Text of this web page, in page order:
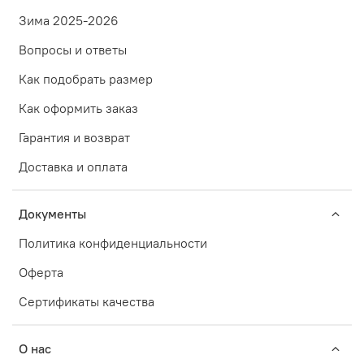
Зима 2025-2026
Вопросы и ответы
Как подобрать размер
Как оформить заказ
Гарантия и возврат
Доставка и оплата
Документы
Политика конфиденциальности
Оферта
Сертификаты качества
О нас